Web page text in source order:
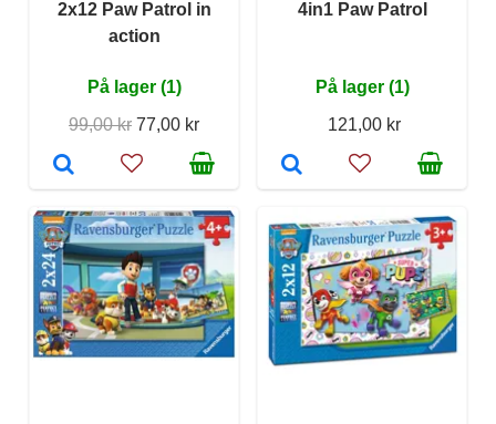
2x12 Paw Patrol in
action
På lager (1)
99,00 kr 77,00 kr
4in1 Paw Patrol
På lager (1)
121,00 kr